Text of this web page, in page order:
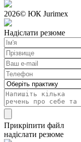
2026© ЮК Jurimex
Надіслати резюме
Прикріпити файл
надіслати резюме